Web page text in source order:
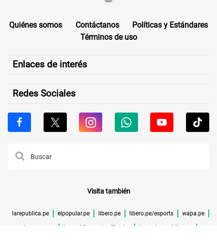
Quiénes somos Contáctanos
Políticas y Estándares
Términos de uso
Enlaces de interés
Redes Sociales
Visita también
larepublica.pe elpopular.pe libero.pe libero.pe/esports wapa.pe
buenazo.pe larepublica.pe/verificador lrmas.larepublica.pe